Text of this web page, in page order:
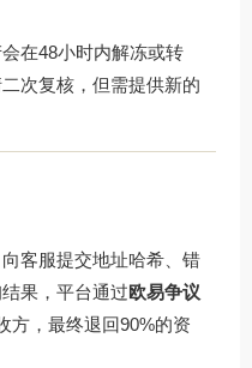
在48小时内解冻或转
次复核，但需提供新的
客服提交地址哈希、错
果，平台通过欧易争议
方，最终退回90%的资